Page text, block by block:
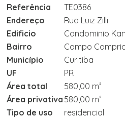
Referência
TE0386
Endereço
Rua Luiz Zilli
Edificio
Condominio
Bairro
Campo
Município
Curitiba
UF
PR
Área total
580,00 m²
Área privativa 580,00 m²
Tipo de uso
residencial